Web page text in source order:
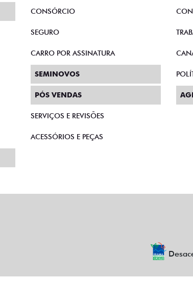
CONSÓRCIO
SEGURO
CARRO POR ASSINATURA
SEMINOVOS
PÓS VENDAS
SERVIÇOS E REVISÕES
ACESSÓRIOS E PEÇAS